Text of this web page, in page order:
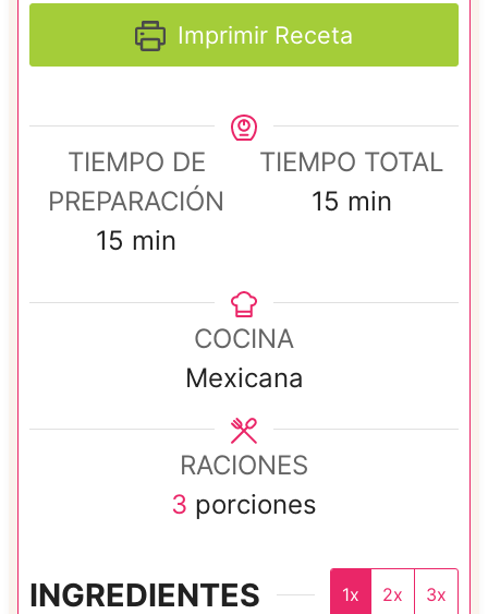
Imprimir Receta
TIEMPO DE
PREPARACIÓN
15 m
o
min
TIEMPO TOTAL
15 m
s
min
COCINA
Mexicana
RACIONES
3 porciones
INGREDIENTES 1x 2x 3x